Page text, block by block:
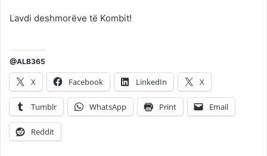
Lavdi deshmorëve të Kombit!
@ALB365
X Facebook LinkedIn X
Tumblr WhatsApp Print Email
Reddit